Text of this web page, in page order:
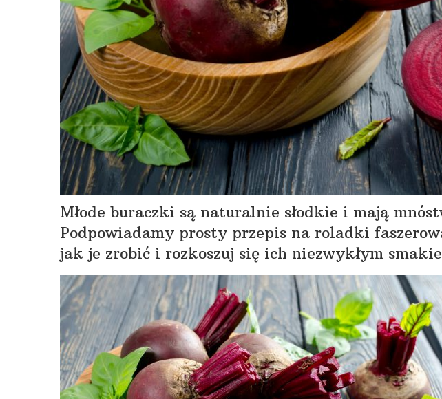
Młode buraczki są naturalnie słodkie i mają
Podpowiadamy prosty przepis na roladki
jak je zrobić i rozkoszuj się ich niezwykłym